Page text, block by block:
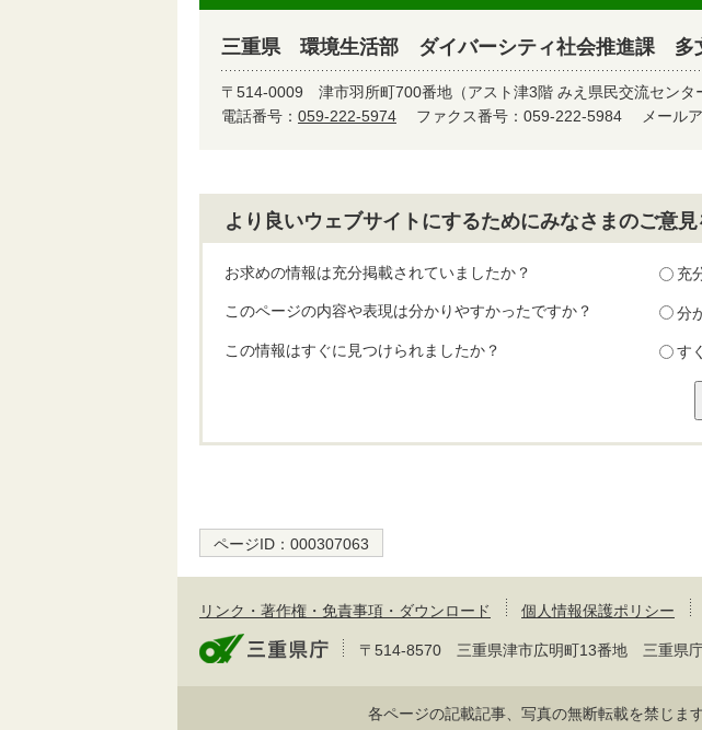
三重県 環境生活部 ダイバーシティ社会推進課 多
〒514-0009 津市羽所町700番地（アスト津3階 みえ県民交流センタ
電話番号： 059-222-5974 ファクス番号：059-222-5984 メール
より良いウェブサイトにするためにみなさまのご意
お求めの情報は充分掲載されていましたか？ 充
このページの内容や表現は分かりやすかったですか？ 分
この情報はすぐに見つけられましたか？ す
ページID： 000307063
リンク・著作権・免責事項・ダウンロード 個人情報保護ポリシー
〒514-8570 三重県津市広明町13番地 三重県庁
各ページの記載記事、写真の無断転載を禁じま